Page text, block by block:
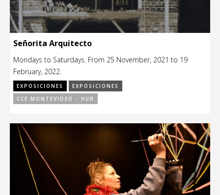
Señorita Arquitecto
Mondays to Saturdays. From 25 November, 2021 to 19
February, 2022.
EXPOSICIONES
EXPOSICIONES
CCE MONTEVIDEO - HUB